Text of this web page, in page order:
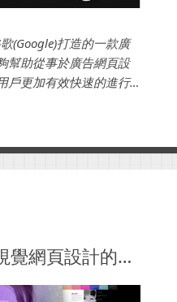
(Google)打造的一款廣
幫助從事於廣告網頁設
戶更加有效快速的進行
互動式廣告插入，即使
網站結合功能性和視覺網頁設計的優勢